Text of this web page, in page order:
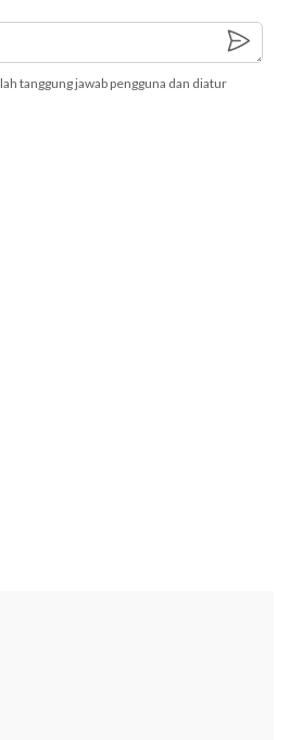
tanggung jawab pengguna dan diatur